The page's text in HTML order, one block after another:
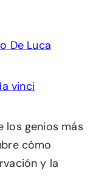
De Luca
los genios más
cómo
y la